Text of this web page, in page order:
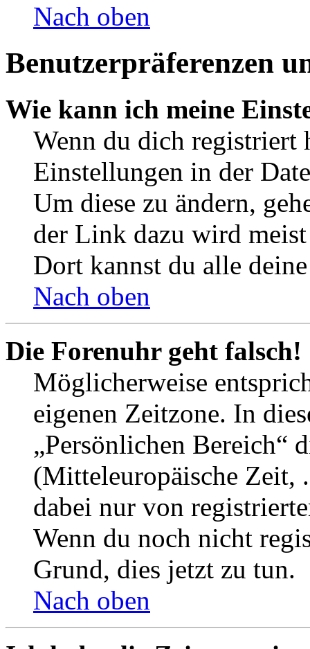
Nach oben
Benutzerpräferenzen
Wie kann ich meine
Wenn du dich registriert
Einstellungen in der
Um diese zu ändern,
der Link dazu wird
Dort kannst du alle
Nach oben
Die Forenuhr geht falsch!
Möglicherweise
eigenen Zeitzone. In
„Persönlichen Bereich“
(Mitteleuropäische Zeit,
dabei nur von
Wenn du noch nicht
Grund, dies jetzt zu tun.
Nach oben